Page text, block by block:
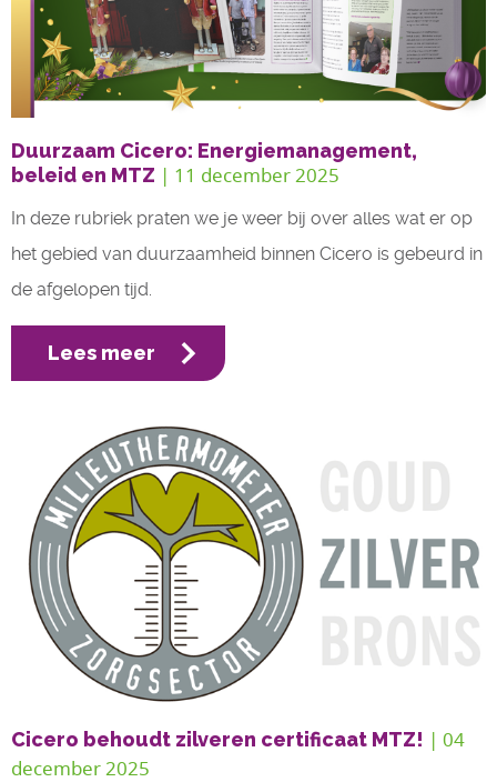
Duurzaam Cicero: Energiemanagement,
beleid en MTZ | 11 december 2025
In deze rubriek praten we je weer bij over alles wat er op
het gebied van duurzaamheid binnen Cicero is gebeurd in
de afgelopen tijd.
Lees meer
Cicero behoudt zilveren certificaat MTZ! | 04
december 2025